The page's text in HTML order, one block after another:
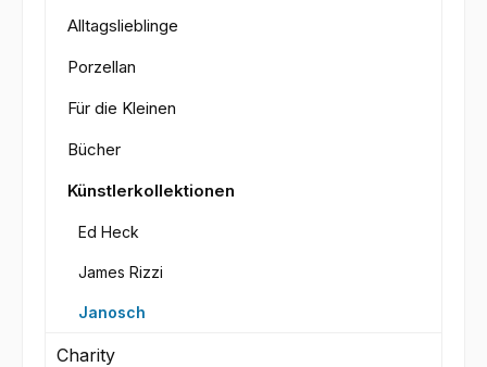
Alltagslieblinge
Porzellan
Für die Kleinen
Bücher
Künstlerkollektionen
Ed Heck
James Rizzi
Janosch
Charity